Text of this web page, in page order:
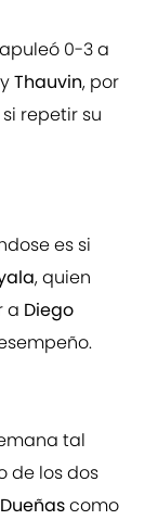
0-3 a
yThauvin, por
repetir su
es si
, quien
a Diego
tal
de los dos
como